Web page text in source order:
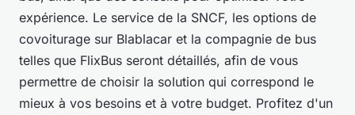
expérience. Le service de la SNCF, les options de
covoiturage sur Blablacar et la compagnie de bus
telles que FlixBus seront détaillés, afin de vous
permettre de choisir la solution qui correspond le
mieux à vos besoins et à votre budget. Profitez d'un